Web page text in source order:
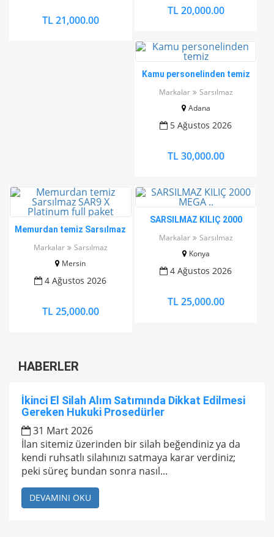
TL 21,000.00
TL 20,000.00
Kamu personelinden temiz
Markalar
Sarsılmaz
Adana
5 Ağustos 2026
TL 30,000.00
Memurdan temiz Sarsılmaz
Markalar
Sarsılmaz
Mersin
4 Ağustos 2026
TL 25,000.00
SARSILMAZ KILIÇ 2000
Markalar
Sarsılmaz
Konya
4 Ağustos 2026
TL 25,000.00
HABERLER
İkinci El Silah Alım Satımında Dikkat Edilmesi
Gereken Hukuki Prosedürler
31 Mart 2026
İlan sitemiz üzerinden bir silah beğendiniz ya da
kendi ruhsatlı silahınızı satmaya karar verdiniz;
peki süreç bundan sonra nasıl...
DEVAMINI OKU